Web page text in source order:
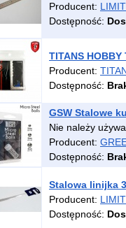
Producent: LIMIT
Dostępność:
TITANS
Producent:
Dostępność:
GSW Stalowe
Nie należy
Producent:
Dostępność:
Stalowa linijka
Producent: LIMIT
Dostępność: